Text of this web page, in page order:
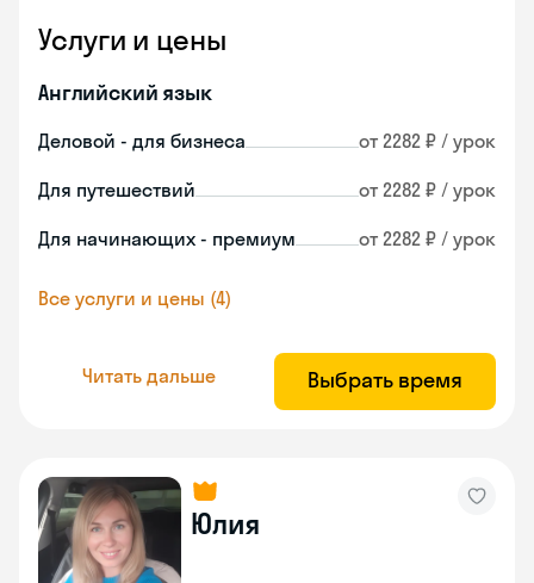
Услуги и цены
Английский язык
Деловой - для бизнеса от 2282 ₽ / урок
Для путешествий от 2282 ₽ / урок
Для начинающих - премиум от 2282 ₽ / урок
Все услуги и цены (4)
Читать дальше Выбрать время
Юлия